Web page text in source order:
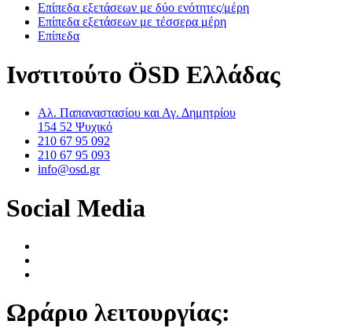
Επίπεδα εξετάσεων με δύο ενότητες/μέρη
Επίπεδα εξετάσεων με τέσσερα μέρη
Επίπεδα
Ινστιτούτο ÖSD Ελλάδας
Αλ. Παπαναστασίου και Αγ. Δημητρίου
154 52 Ψυχικό
210 67 95 092
210 67 95 093
info@osd.gr
Social Media
Ωράριο λειτουργίας: